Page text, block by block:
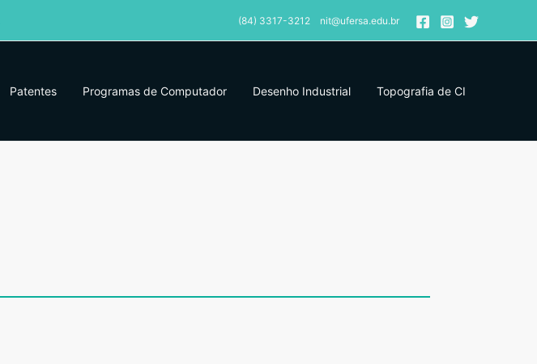
(84) 3317-3212 nit@ufersa.edu.br
Patentes Programas de Computador Desenho Industrial Topografia de CI